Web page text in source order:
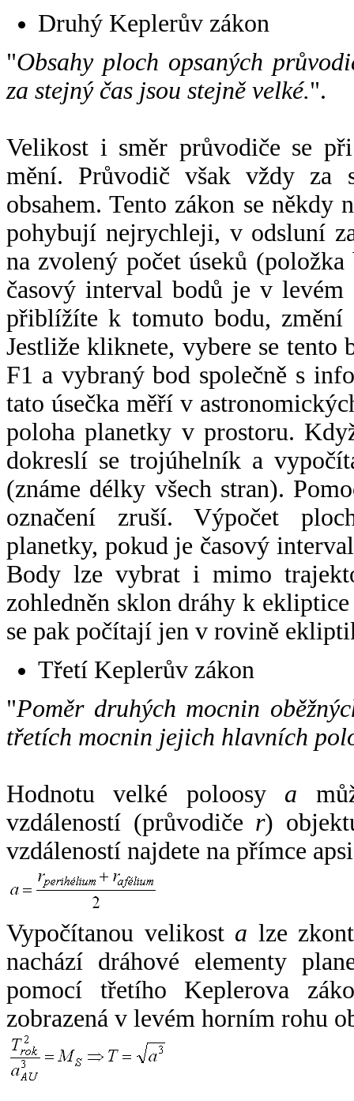
Druhý Keplerův zákon
"Obsahy ploch opsaných
za stejný čas jsou stejně velké.".
Velikost i směr průvodiče se
mění. Průvodič však vždy za
obsahem. Tento zákon se někdy
pohybují nejrychleji, v odsluní
na zvolený počet úseků
časový interval bodů je v
přiblížíte k tomuto bodu,
Jestliže kliknete, vybere se tento
F1 a vybraný bod společně s
tato úsečka měří v
poloha planetky v prostoru.
dokreslí se trojúhelník a
(známe délky všech stran).
označení zruší. Výpočet
planetky, pokud je časový
Body lze vybrat i mimo
zohledněn sklon dráhy k
se pak počítají jen v rovině
Třetí Keplerův zákon
"Poměr druhých mocnin
třetích mocnin jejich hlavních
Hodnotu velké poloosy a
vzdáleností (průvodiče r)
vzdáleností najdete na přímce
Vypočítanou velikost a lze
nachází dráhové elementy
pomocí třetího Keplerova
zobrazená v levém horním rohu